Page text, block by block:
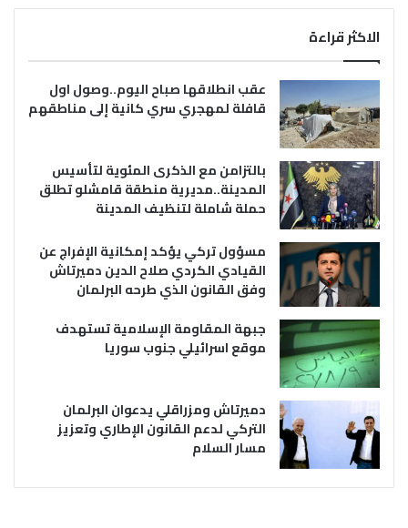
الاكثر قراءة
عقب انطلاقها صباح اليوم..وصول اول
قافلة لمهجري سري كانية إلى مناطقهم
بالتزامن مع الذكرى المئوية لتأسيس
المدينة..مديرية منطقة قامشلو تطلق
حملة شاملة لتنظيف المدينة
مسؤول تركي يؤكد إمكانية الإفراج عن
القيادي الكردي صلاح الدين دميرتاش
وفق القانون الذي طرحه البرلمان
جبهة المقاومة الإسلامية تستهدف
موقع اسرائيلي جنوب سوريا
دميرتاش ومزراقلي يدعوان البرلمان
التركي لدعم القانون الإطاري وتعزيز
مسار السلام